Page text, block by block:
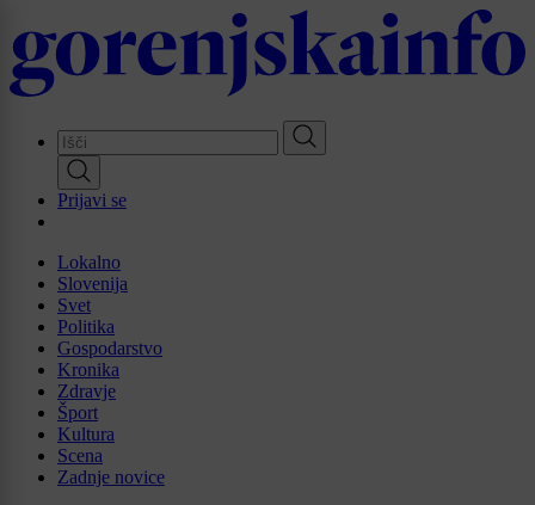
to
main
content
Prijavi se
Lokalno
Slovenija
Svet
Politika
Gospodarstvo
Kronika
Zdravje
Šport
Kultura
Scena
Zadnje novice